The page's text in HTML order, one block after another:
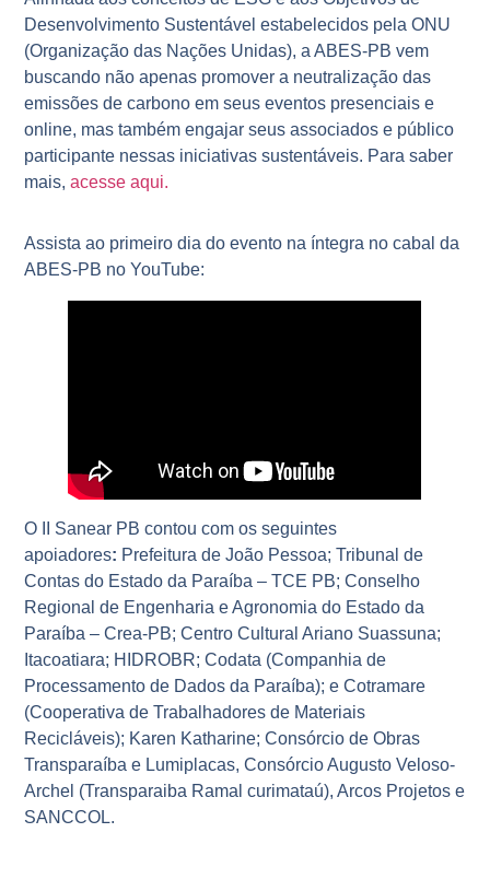
Desenvolvimento Sustentável estabelecidos pela ONU
(Organização das Nações Unidas), a ABES-PB vem
buscando não apenas promover a neutralização das
emissões de carbono em seus eventos presenciais e
online, mas também engajar seus associados e público
participante nessas iniciativas sustentáveis. Para saber
mais,acesse aqui.
Assista ao primeiro dia do evento na íntegra no cabal da
ABES-PB no YouTube:
O II Sanear PB contou com os seguintes
apoiadores: Prefeitura de João Pessoa; Tribunal de
Contas do Estado da Paraíba – TCE PB; Conselho
Regional de Engenharia e Agronomia do Estado da
Paraíba – Crea-PB; Centro Cultural Ariano Suassuna;
Itacoatiara; HIDROBR; Codata (Companhia de
Processamento de Dados da Paraíba); e Cotramare
(Cooperativa de Trabalhadores de Materiais
Recicláveis); Karen Katharine; Consórcio de Obras
Transparaíba e Lumiplacas, Consórcio Augusto Veloso-
Archel (Transparaiba Ramal curimataú), Arcos Projetos e
SANCCOL.